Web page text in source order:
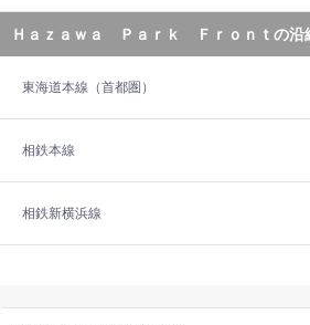
Ｈａｚａｗａ Ｐａｒｋ Ｆｒｏｎｔの沿
東海道本線（首都圏）
相鉄本線
相鉄新横浜線